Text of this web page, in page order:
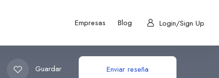
Empresas Blog Login/Sign Up
Guardar Enviar reseña